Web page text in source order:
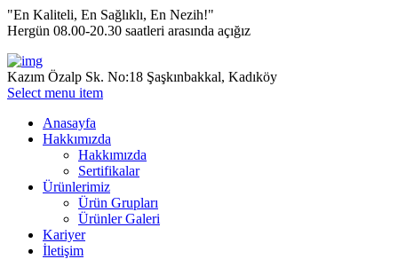
"En Kaliteli, En Sağlıklı, En Nezih!"
Hergün 08.00-20.30 saatleri arasında açığız
Kazım Özalp Sk. No:18 Şaşkınbakkal, Kadıköy
Select menu item
Anasayfa
Hakkımızda
Hakkımızda
Sertifikalar
Ürünlerimiz
Ürün Grupları
Ürünler Galeri
Kariyer
İletişim